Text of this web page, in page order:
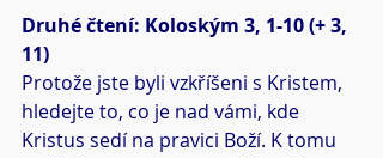
Druhé čtení: Koloským 3, 1-10 (+ 3,
11)
Protože jste byli vzkříšeni s Kristem,
hledejte to, co je nad vámi, kde
Kristus sedí na pravici Boží. K tomu